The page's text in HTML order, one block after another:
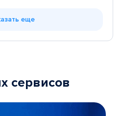
еще
сервисов